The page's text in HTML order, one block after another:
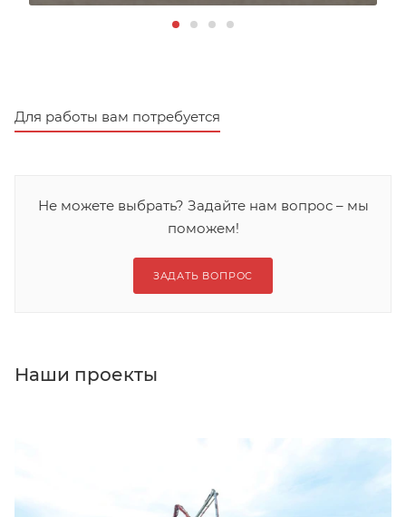
Для работы вам потребуется
Не можете выбрать? Задайте нам вопрос – мы
поможем!
ЗАДАТЬ ВОПРОС
Наши проекты